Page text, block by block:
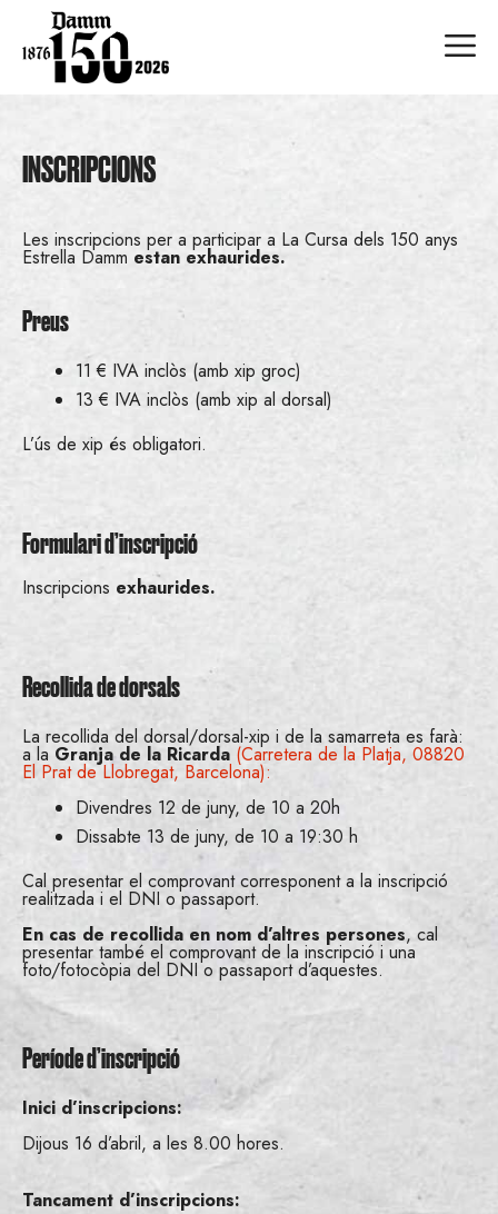
contingut
INSCRIPCIONS
Les inscripcions per a participar a La Cursa dels 150 anys
Estrella Damm estan exhaurides.
Preus
11 € IVA inclòs (amb xip groc)
13 € IVA inclòs (amb xip al dorsal)
L’ús de xip és obligatori.
Formulari d’inscripció
Inscripcions exhaurides.
Recollida de dorsals
La recollida del dorsal/dorsal-xip i de la samarreta es farà:
a la Granja de la Ricarda (Carretera de la Platja, 08820
El Prat de Llobregat, Barcelona):
Divendres 12 de juny, de 10 a 20h
Dissabte 13 de juny, de 10 a 19:30 h
Cal presentar el comprovant corresponent a la inscripció
realitzada i el DNI o passaport.
En cas de recollida en nom d’altres persones, cal
presentar també el comprovant de la inscripció i una
foto/fotocòpia del DNI o passaport d’aquestes.
Període d’inscripció
Inici d’inscripcions:
Dijous 16 d’abril, a les 8.00 hores.
Tancament d’inscripcions: